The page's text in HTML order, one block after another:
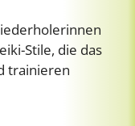
Stile, die das
trainieren